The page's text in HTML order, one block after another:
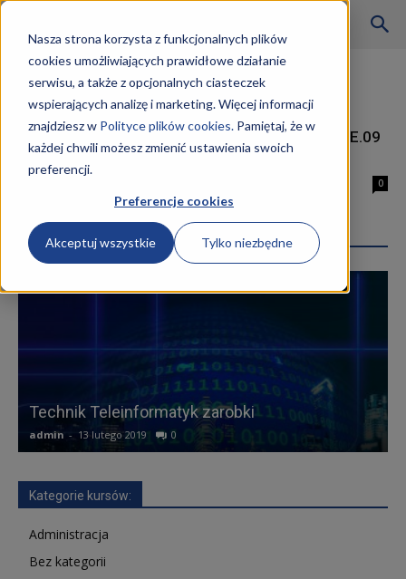
Nasza strona korzysta z funkcjonalnych plików
cookies umożliwiających prawidłowe działanie
serwisu, a także z opcjonalnych ciasteczek
wspierających analizę i marketing. Więcej informacji
znajdziesz w Polityce plików cookies.Pamiętaj, że w
każdej chwili możesz zmienić ustawienia swoich
preferencji.
Preferencje cookies
Akceptuj wszystkie Tylko niezbędne
Szkoły
Aktualności
Strona główna Tagi Kursy z informatyki
Tag: kursy z informatyki
Kurs Technik Informatyk EE.08 i EE.09
(dawniej E.12, E.13, E14)
0
Najpopularniejsze wpisy
Technik Teleinformatyk zarobki
admin - 13 lutego 2019 0
Kategorie kursów:
Administracja
Bez kategorii